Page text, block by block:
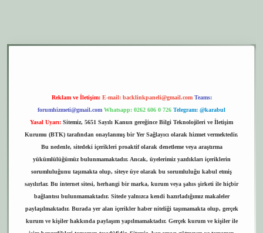
Reklam ve İletişim: E-mail: backlinkpaneli@gmail.com Teams:
forumhizmeti@gmail.com Whatsapp: 0262 606 0 726 Telegram: @karabul
Yasal Uyarı: Sitemiz, 5651 Sayılı Kanun gereğince Bilgi Teknolojileri ve İletişim
Kurumu (BTK) tarafından onaylanmış bir Yer Sağlayıcı olarak hizmet vermektedir.
Bu nedenle, sitedeki içerikleri proaktif olarak denetleme veya araştırma
yükümlülüğümüz bulunmamaktadır. Ancak, üyelerimiz yazdıkları içeriklerin
sorumluluğunu taşımakta olup, siteye üye olarak bu sorumluluğu kabul etmiş
sayılırlar. Bu internet sitesi, herhangi bir marka, kurum veya şahıs şirketi ile hiçbir
bağlantısı bulunmamaktadır. Sitede yalnızca kendi hazırladığımız makaleler
paylaşılmaktadır. Burada yer alan içerikler haber niteliği taşımamakta olup, gerçek
kurum ve kişiler hakkında paylaşım yapılmamaktadır. Gerçek kurum ve kişiler ile